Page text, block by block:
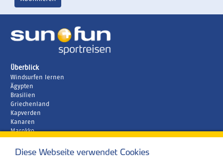
Überblick
Windsurfen lernen
Ägypten
Brasilien
Griechenland
Kapverden
Kanaren
Marokko
Unternehmen
Diese Webseite verwendet Cookies